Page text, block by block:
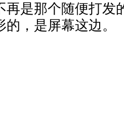
再是那个随便打发
，是屏幕这边。